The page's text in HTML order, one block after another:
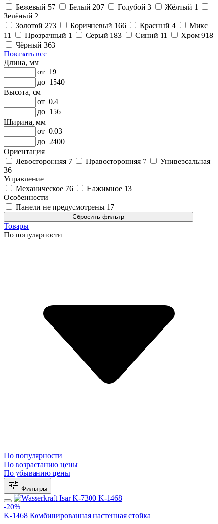
Бежевый 57 Белый 207 Голубой 3 Жёлтый 1
Зелёный 2
Золотой 273 Коричневый 166 Красный 4
Микс
11
Прозрачный 1 Серый 183 Синий 11 Хром 918
Чёрный 363
Показать все
Длина, мм
от 19
до 1540
Высота, см
от 0.4
до 156
Ширина, мм
от 0.03
до 2400
Ориентация
Левосторонняя 7 Правосторонняя 7
Универсальная
36
Управление
Механическое 76 Нажимное 13
Особенности
Панели не предусмотрены 17
Товары
По популярности
По популярности
По возрастанию цены
По убыванию цены
Фильтры
-20%
K-1468 Комбинированная настенная стойка